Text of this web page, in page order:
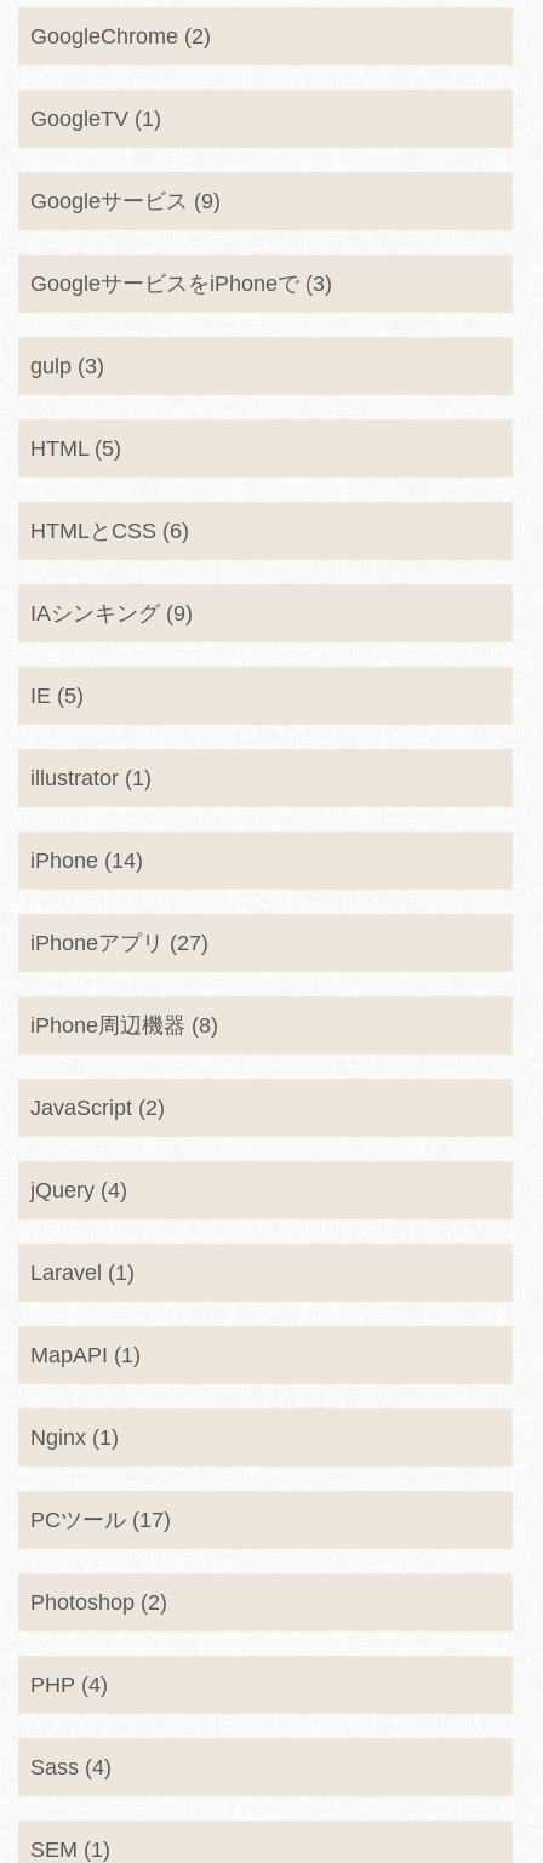
GoogleChrome (2)
GoogleTV (1)
Googleサービス (9)
GoogleサービスをiPhoneで (3)
gulp (3)
HTML (5)
HTMLとCSS (6)
IAシンキング (9)
IE (5)
illustrator (1)
iPhone (14)
iPhoneアプリ (27)
iPhone周辺機器 (8)
JavaScript (2)
jQuery (4)
Laravel (1)
MapAPI (1)
Nginx (1)
PCツール (17)
Photoshop (2)
PHP (4)
Sass (4)
SEM (1)